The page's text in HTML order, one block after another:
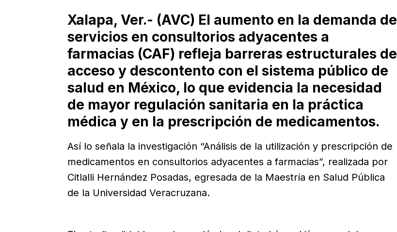
Xalapa, Ver.- (AVC) El aumento en la demanda de
servicios en consultorios adyacentes a
farmacias (CAF) refleja barreras estructurales de
acceso y descontento con el sistema público de
salud en México, lo que evidencia la necesidad
de mayor regulación sanitaria en la práctica
médica y en la prescripción de medicamentos.
Así lo señala la investigación “Análisis de la utilización y prescripción de
medicamentos en consultorios adyacentes a farmacias”, realizada por
Citlalli Hernández Posadas, egresada de la Maestría en Salud Pública
de la Universidad Veracruzana.